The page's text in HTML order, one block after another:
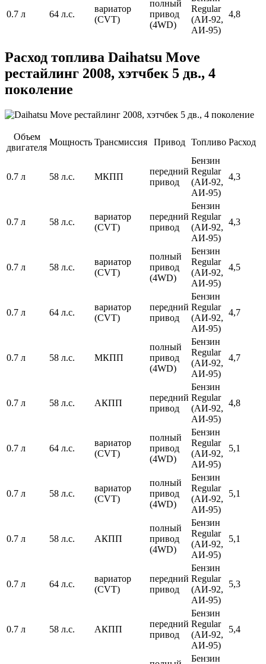
0.7 л 64 л.с.
вариатор
(CVT)
полный
привод
(4WD)
Regular
(АИ-92,
АИ-95)
4,8
Расход топлива Daihatsu Move
рестайлинг 2008, хэтчбек 5 дв., 4
поколение
Объем
двигателя
Мощность Трансмиссия Привод Топливо Расход
0.7 л 58 л.с. МКПП
передний
привод
Бензин
Regular
(АИ-92,
АИ-95)
4,3
0.7 л 58 л.с.
вариатор
(CVT)
передний
привод
Бензин
Regular
(АИ-92,
АИ-95)
4,3
0.7 л 58 л.с.
вариатор
(CVT)
полный
привод
(4WD)
Бензин
Regular
(АИ-92,
АИ-95)
4,5
0.7 л 64 л.с.
вариатор
(CVT)
передний
привод
Бензин
Regular
(АИ-92,
АИ-95)
4,7
0.7 л 58 л.с. МКПП
полный
привод
(4WD)
Бензин
Regular
(АИ-92,
АИ-95)
4,7
0.7 л 58 л.с. АКПП
передний
привод
Бензин
Regular
(АИ-92,
АИ-95)
4,8
0.7 л 64 л.с.
вариатор
(CVT)
полный
привод
(4WD)
Бензин
Regular
(АИ-92,
АИ-95)
5,1
0.7 л 58 л.с.
вариатор
(CVT)
полный
привод
(4WD)
Бензин
Regular
(АИ-92,
АИ-95)
5,1
0.7 л 58 л.с. АКПП
полный
привод
(4WD)
Бензин
Regular
(АИ-92,
АИ-95)
5,1
0.7 л 64 л.с.
вариатор
(CVT)
передний
привод
Бензин
Regular
(АИ-92,
АИ-95)
5,3
0.7 л 58 л.с. АКПП
передний
привод
Бензин
Regular
(АИ-92,
АИ-95)
5,4
Бензин